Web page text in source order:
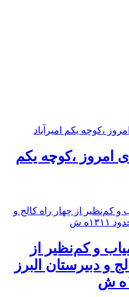
امروز ،کوچه یکم
و کم‌نظیر از
و دبيرستان البرز